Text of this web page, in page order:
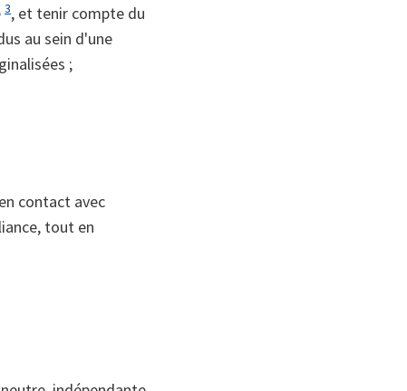
3, et tenir compte du
au sein d'une
;
contact avec
tout en